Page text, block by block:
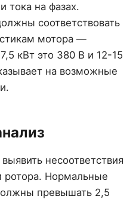
тока на фазах.
соответствовать
мотора —
кВт это 380 В и 12-15
на возможные
несоответствия
ротора. Нормальные
превышать 2,5